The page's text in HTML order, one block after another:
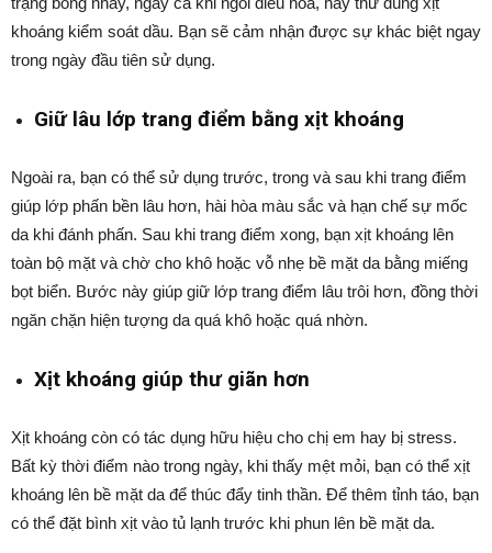
khoáng kiểm soát dầu. Bạn sẽ cảm nhận được sự khác biệt ngay
trong ngày đầu tiên sử dụng.
Giữ lâu lớp trang điểm bằng xịt khoáng
Ngoài ra, bạn có thể sử dụng trước, trong và sau khi trang điểm
giúp lớp phấn bền lâu hơn, hài hòa màu sắc và hạn chế sự mốc
da khi đánh phấn. Sau khi trang điểm xong, bạn xịt khoáng lên
toàn bộ mặt và chờ cho khô hoặc vỗ nhẹ bề mặt da bằng miếng
bọt biển. Bước này giúp giữ lớp trang điểm lâu trôi hơn, đồng thời
ngăn chặn hiện tượng da quá khô hoặc quá nhờn.
Xịt khoáng giúp thư giãn hơn
Xịt khoáng còn có tác dụng hữu hiệu cho chị em hay bị stress.
Bất kỳ thời điểm nào trong ngày, khi thấy mệt mỏi, bạn có thể xịt
khoáng lên bề mặt da để thúc đẩy tinh thần. Để thêm tỉnh táo, bạn
có thể đặt bình xịt vào tủ lạnh trước khi phun lên bề mặt da.